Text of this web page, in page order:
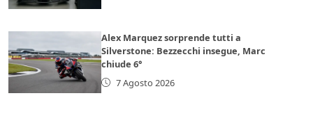
Alex Marquez sorprende tutti a
Silverstone: Bezzecchi insegue, Marc
chiude 6°
7 Agosto 2026